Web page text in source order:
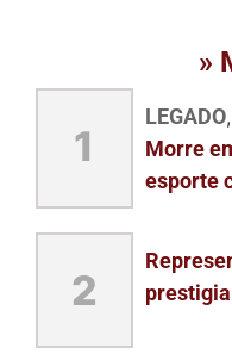
»
1
LEGADO,
Morre
esporte
2